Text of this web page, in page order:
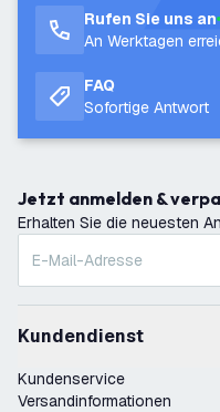
Rufen Sie uns an
An Werktagen
FAQ
Sofortige Antwort
Jetzt anmelden &
Erhalten Sie die neuesten
Kundendienst
Kundenservice
Versandinformationen